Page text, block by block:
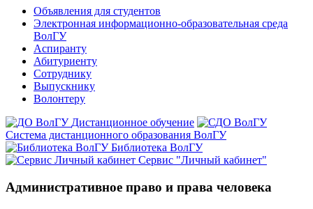
Объявления для студентов
Электронная информационно-образовательная среда
ВолГУ
Аспиранту
Абитуриенту
Сотруднику
Выпускнику
Волонтеру
Дистанционное обучение
Система дистанционного образования ВолГУ
Библиотека ВолГУ
Сервис "Личный кабинет"
Административное право и права человека